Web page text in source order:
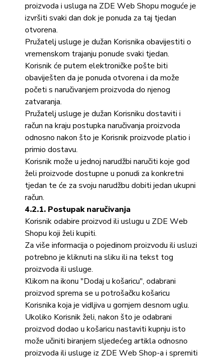
proizvoda i usluga na ZDE Web Shopu moguće je
izvršiti svaki dan dok je ponuda za taj tjedan
otvorena.
Pružatelj usluge je dužan Korisnika obavijestiti o
vremenskom trajanju ponude svaki tjedan.
Korisnik će putem elektroničke pošte biti
obaviješten da je ponuda otvorena i da može
početi s naručivanjem proizvoda do njenog
zatvaranja.
Pružatelj usluge je dužan Korisniku dostaviti i
račun na kraju postupka naručivanja proizvoda
odnosno nakon što je Korisnik proizvode platio i
primio dostavu.
Korisnik može u jednoj narudžbi naručiti koje god
želi proizvode dostupne u ponudi za konkretni
tjedan te će za svoju narudžbu dobiti jedan ukupni
račun.
4.2.1. Postupak naručivanja
Korisnik odabire proizvod ili uslugu u ZDE Web
Shopu koji želi kupiti.
Za više informacija o pojedinom proizvodu ili usluzi
potrebno je kliknuti na sliku ili na tekst tog
proizvoda ili usluge.
Klikom na ikonu "Dodaj u košaricu", odabrani
proizvod sprema se u potrošačku košaricu
Korisnika koja je vidljiva u gornjem desnom uglu.
Ukoliko Korisnik želi, nakon što je odabrani
proizvod dodao u košaricu nastaviti kupnju isto
može učiniti biranjem sljedećeg artikla odnosno
proizvoda ili usluge iz ZDE Web Shop-a i spremiti